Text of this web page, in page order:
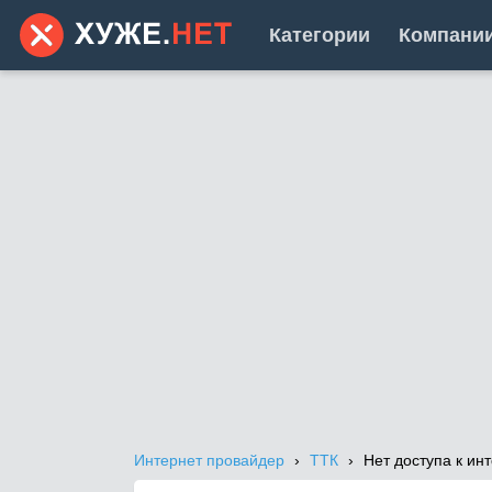
Категории
Интернет провайдер ТТК Нет доступа к